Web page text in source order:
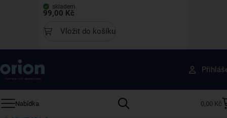
skladem
99,00 Kč
Vložit do košíku
Nabídka 0,00 Kč
Získejte rady, recepty a tipy na slevy dřív než
ostatní
Přihlaste se k odběru našeho newsletteru.